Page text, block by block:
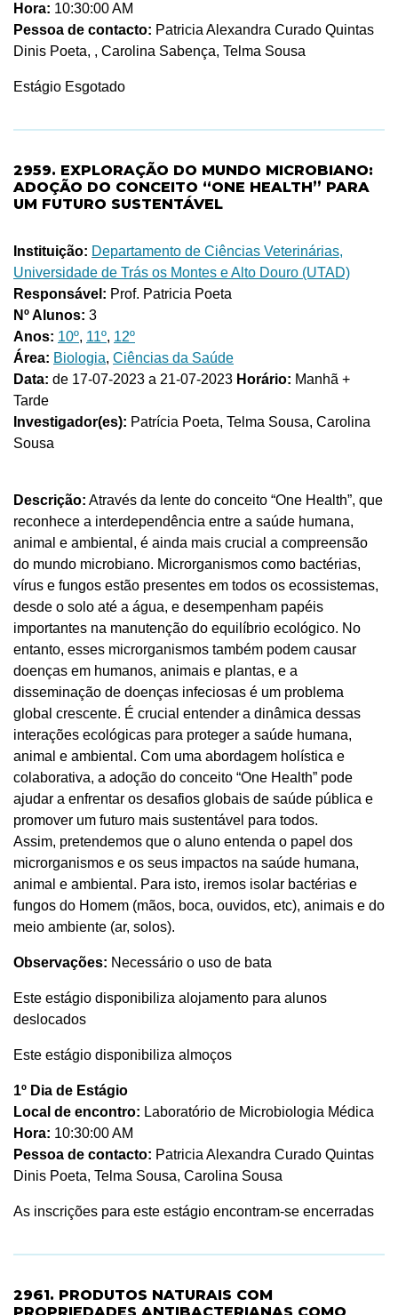
Hora: 10:30:00 AM
Pessoa de contacto: Patricia Alexandra Curado Quintas
Dinis Poeta, , Carolina Sabença, Telma Sousa
Estágio Esgotado
2959. EXPLORAÇÃO DO MUNDO MICROBIANO:
ADOÇÃO DO CONCEITO “ONE HEALTH” PARA
UM FUTURO SUSTENTÁVEL
Instituição: Departamento de Ciências Veterinárias,
Universidade de Trás os Montes e Alto Douro (UTAD)
Responsável: Prof. Patricia Poeta
Nº Alunos: 3
Anos: 10º, 11º, 12º
Área: Biologia, Ciências da Saúde
Data: de 17-07-2023 a 21-07-2023 Horário: Manhã +
Tarde
Investigador(es): Patrícia Poeta, Telma Sousa, Carolina
Sousa
Descrição: Através da lente do conceito “One Health”, que
reconhece a interdependência entre a saúde humana,
animal e ambiental, é ainda mais crucial a compreensão
do mundo microbiano. Microrganismos como bactérias,
vírus e fungos estão presentes em todos os ecossistemas,
desde o solo até a água, e desempenham papéis
importantes na manutenção do equilíbrio ecológico. No
entanto, esses microrganismos também podem causar
doenças em humanos, animais e plantas, e a
disseminação de doenças infeciosas é um problema
global crescente. É crucial entender a dinâmica dessas
interações ecológicas para proteger a saúde humana,
animal e ambiental. Com uma abordagem holística e
colaborativa, a adoção do conceito “One Health” pode
ajudar a enfrentar os desafios globais de saúde pública e
promover um futuro mais sustentável para todos.
Assim, pretendemos que o aluno entenda o papel dos
microrganismos e os seus impactos na saúde humana,
animal e ambiental. Para isto, iremos isolar bactérias e
fungos do Homem (mãos, boca, ouvidos, etc), animais e do
meio ambiente (ar, solos).
Observações: Necessário o uso de bata
Este estágio disponibiliza alojamento para alunos
deslocados
Este estágio disponibiliza almoços
1º Dia de Estágio
Local de encontro: Laboratório de Microbiologia Médica
Hora: 10:30:00 AM
Pessoa de contacto: Patricia Alexandra Curado Quintas
Dinis Poeta, Telma Sousa, Carolina Sousa
As inscrições para este estágio encontram-se encerradas
2961. PRODUTOS NATURAIS COM